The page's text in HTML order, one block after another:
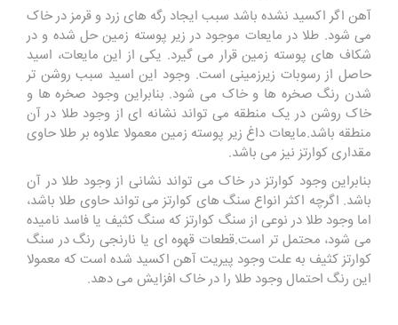
آهن اگر اکسید نشده باشد سبب ایجاد رگه های زرد و قرمز در خاک
می شود. طلا در مایعات موجود در زیر پوسته زمین حل شده و در
شکاف های پوسته زمین قرار می گیرد. یکی از این مایعات، اسید
حاصل از رسوبات زیرزمینی است. وجود این اسید سبب روشن تر
شدن رنگ صخره ها و خاک می شود. بنابراین وجود صخره ها و
خاک روشن در یک منطقه می تواند نشانه ای از وجود طلا در آن
منطقه باشد.مایعات داغ زیر پوسته زمین معمولا علاوه بر طلا حاوی
مقداری کوارتز نیز می باشد.
بنابراین وجود کوارتز در خاک می تواند نشانی از وجود طلا در آن
باشد. اگرچه اکثر انواع سنگ های کوارتز می تواند حاوی طلا باشد،
اما وجود طلا در نوعی از سنگ کوارتز که سنگ کثیف یا فاسد نامیده
می شود، محتمل تر است.قطعات قهوه ای یا نارنجی رنگ در سنگ
کوارتز کثیف به علت وجود پیریت آهن اکسید شده است که معمولا
این رنگ احتمال وجود طلا را در خاک افزایش می دهد.